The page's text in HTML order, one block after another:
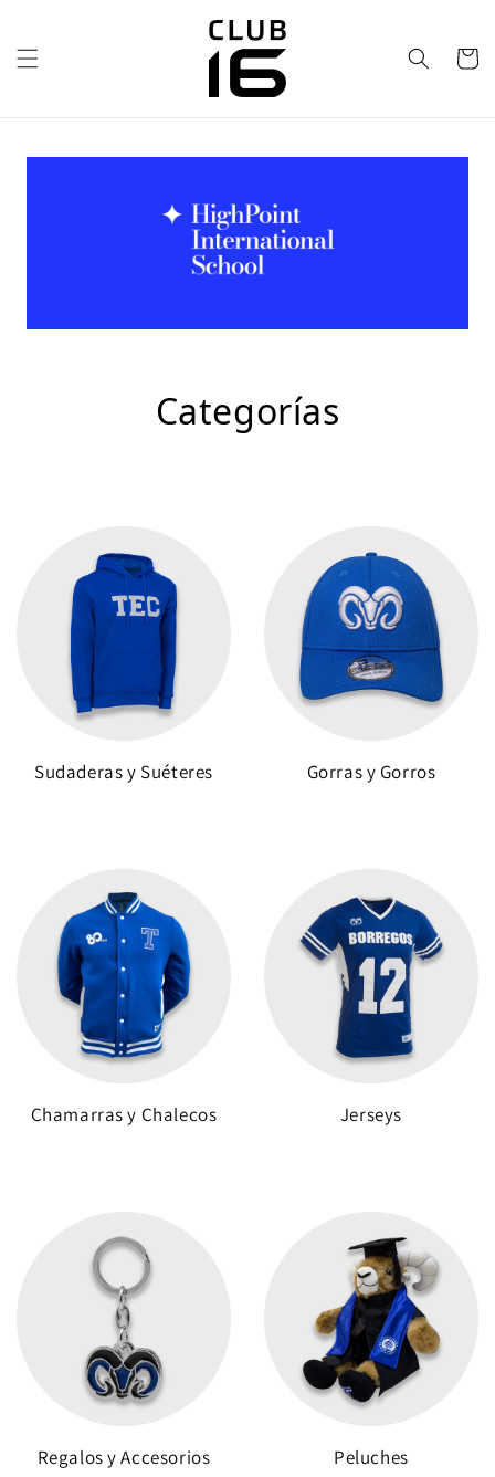
al contenido
Carrito
Categorías
Sudaderas y Suéteres Gorras y Gorros
Chamarras y Chalecos Jerseys
Regalos y Accesorios Peluches